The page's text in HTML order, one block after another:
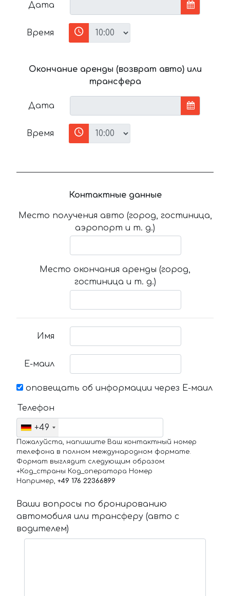
Дата
Время
Окончание аренды (возврат авто) или
трансфера
Дата
Время
Контактные данные
Место получения авто (город, гостиница,
аэропорт и т. д.)
Место окончания аренды (город,
гостиница и т. д.)
Имя
Е-маил
оповещать об информации через Е-маил
Телефон
+49
Пожалуйста, напишите Ваш контактный номер
телефона в полном международном формате.
Формат выглядит следующим образом:
+Код_страны Код_оператора Номер
Например, +49 176 22366899
Ваши вопросы по бронированию
автомобиля или трансферу (авто с
водителем)